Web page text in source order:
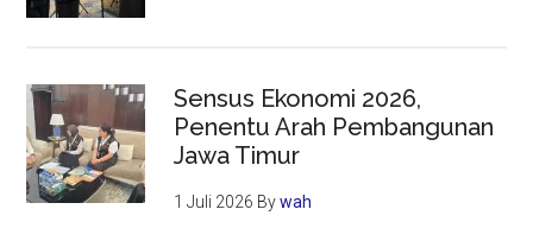
Sensus Ekonomi 2026,
Penentu Arah Pembangunan
Jawa Timur
1 Juli 2026 Bywah